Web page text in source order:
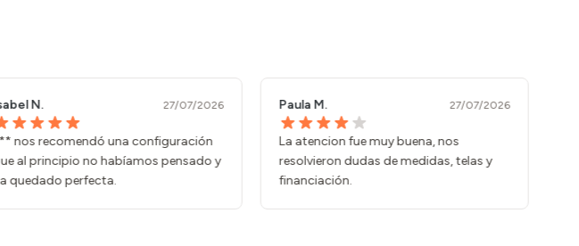
Paula M. 27/07/2026
La atencion fue muy buena, nos
resolvieron dudas de medidas, telas y
financiación.
Marta H. 27/07/2026
Compra sencilla y sin sorpresas. Lo que
vimos en la web fue lo que recibimos.